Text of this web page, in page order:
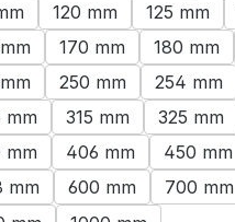
verfügbar.)
120 mm 125 mm
170 mm 180 mm
250 mm 254 mm
mm 315 mm 325 mm
mm 406 mm
450 mm
mm 600 mm
700 mm